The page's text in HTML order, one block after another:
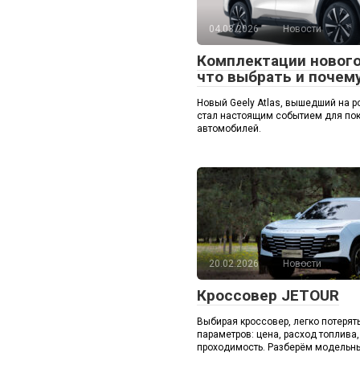
04.03.2026 Новости
Комплектации
что выбрать и
Новый Geely Atlas, вышедший на
стал настоящим событием для
автомобилей.
20.02.2026 Новости
Кроссовер JETOUR
Выбирая кроссовер, легко
параметров: цена, расход
проходимость. Разберём